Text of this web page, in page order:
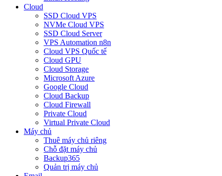
Cloud
SSD Cloud VPS
NVMe Cloud VPS
SSD Cloud Server
VPS Automation n8n
Cloud VPS Quốc tế
Cloud GPU
Cloud Storage
Microsoft Azure
Google Cloud
Cloud Backup
Cloud Firewall
Private Cloud
Virtual Private Cloud
Máy chủ
Thuê máy chủ riêng
Chỗ đặt máy chủ
Backup365
Quản trị máy chủ